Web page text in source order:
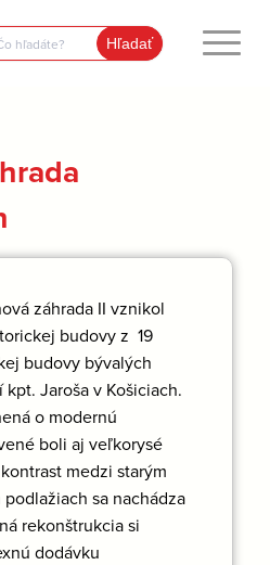
záhrada II vznikol
budovy z 19
budovy bývalých
Jaroša v Košiciach.
o modernú
boli aj veľkorysé
medzi starým
sa nachádza
rekonštrukcia si
dodávku